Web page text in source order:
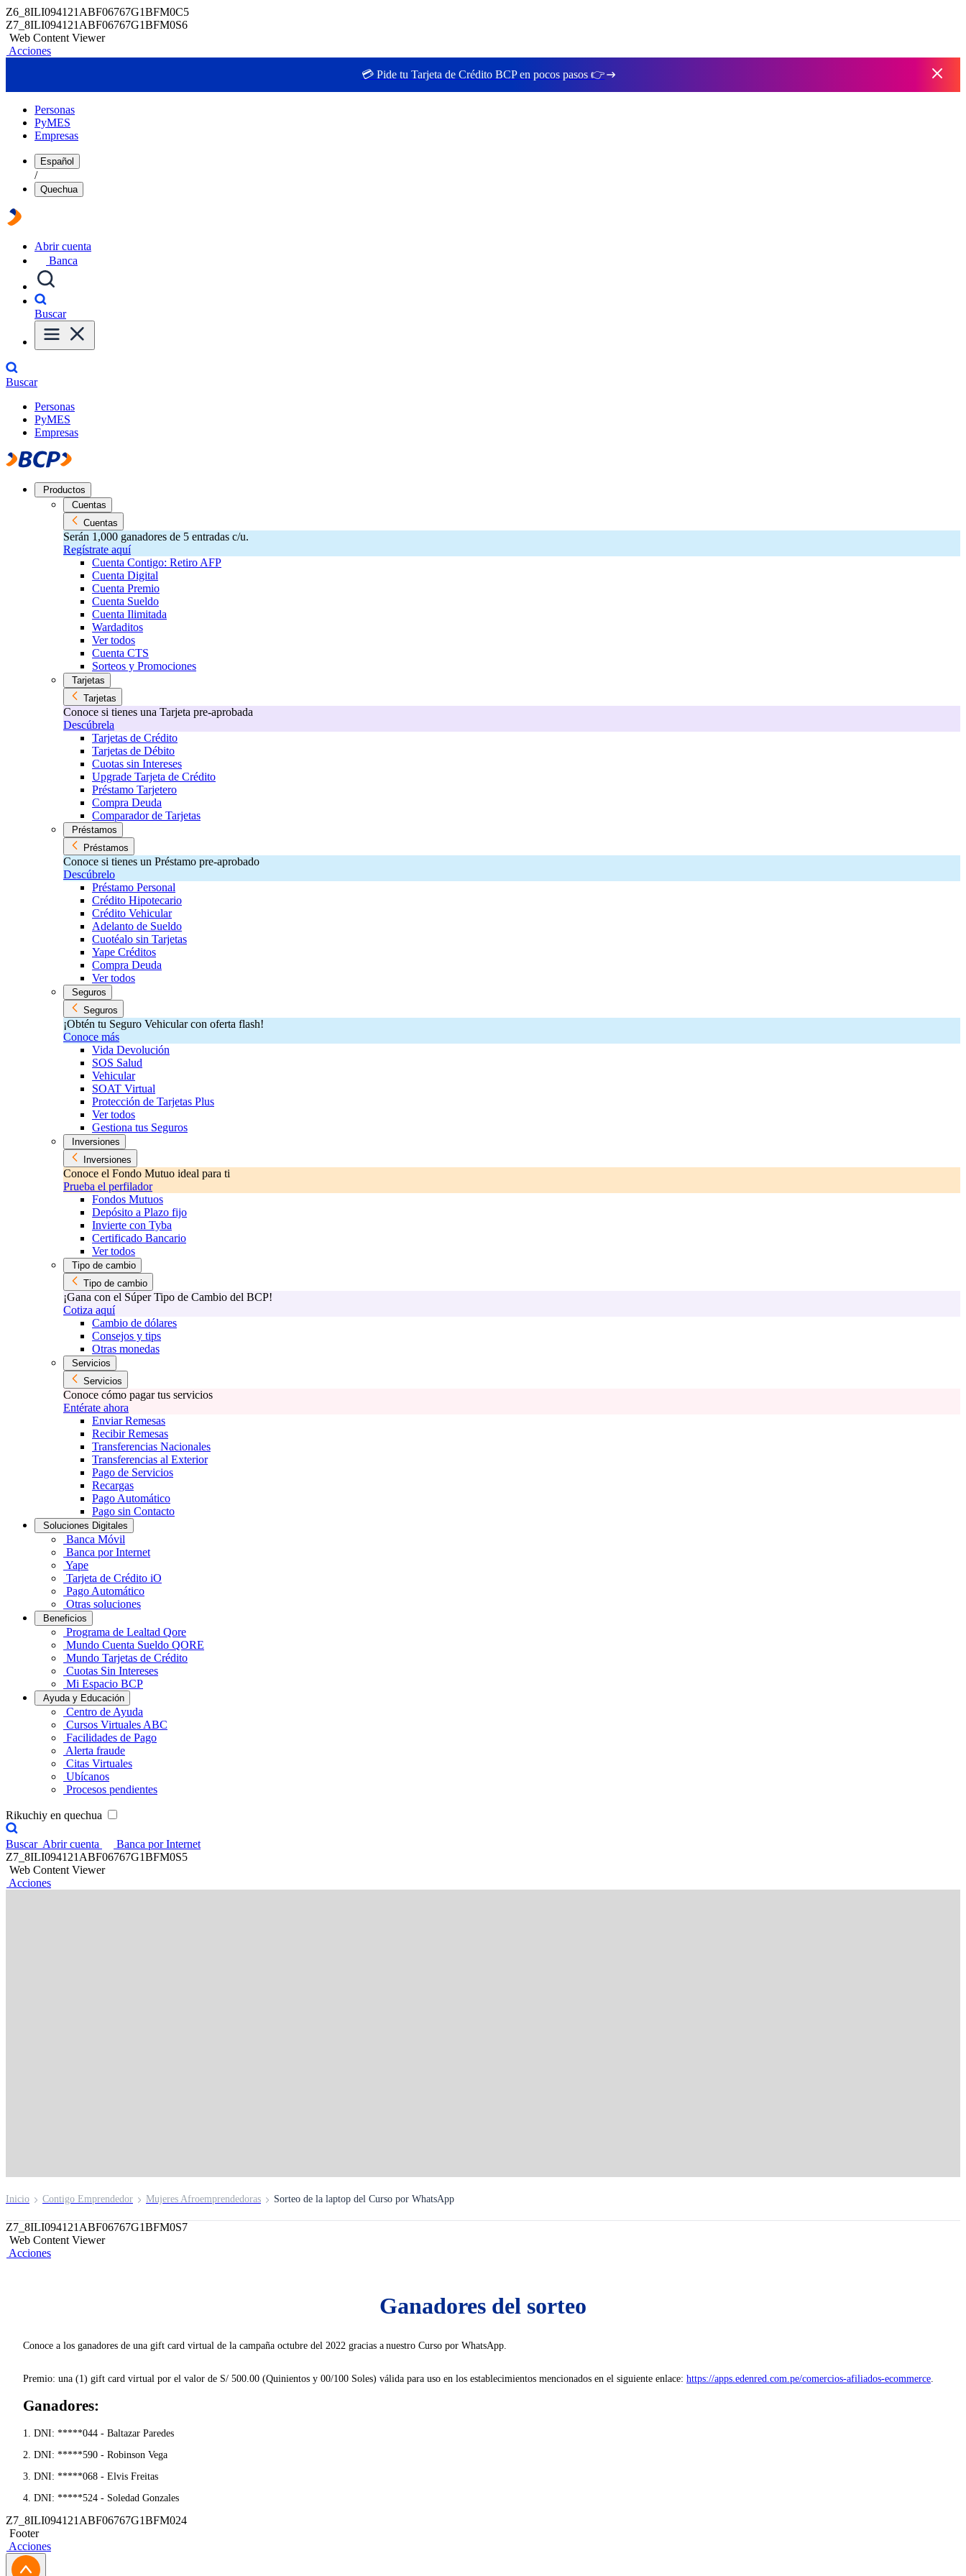
Z6_8ILI094121ABF06767G1BFM0C5
Z7_8ILI094121ABF06767G1BFM0S6
Web Content Viewer
Acciones
💳 Pide tu Tarjeta de Crédito BCP en pocos pasos 👉
Personas
PyMES
Empresas
Español
/
Quechua
Abrir cuenta
Banca
Buscar
Buscar
Personas
PyMES
Empresas
Productos
Cuentas
Cuentas
Serán 1,000 ganadores de 5 entradas c/u.
Regístrate aquí
Cuenta Contigo: Retiro AFP
Cuenta Digital
Cuenta Premio
Cuenta Sueldo
Cuenta Ilimitada
Wardaditos
Ver todos
Cuenta CTS
Sorteos y Promociones
Tarjetas
Tarjetas
Conoce si tienes una Tarjeta pre-aprobada
Descúbrela
Tarjetas de Crédito
Tarjetas de Débito
Cuotas sin Intereses
Upgrade Tarjeta de Crédito
Préstamo Tarjetero
Compra Deuda
Comparador de Tarjetas
Préstamos
Préstamos
Conoce si tienes un Préstamo pre-aprobado
Descúbrelo
Préstamo Personal
Crédito Hipotecario
Crédito Vehicular
Adelanto de Sueldo
Cuotéalo sin Tarjetas
Yape Créditos
Compra Deuda
Ver todos
Seguros
Seguros
¡Obtén tu Seguro Vehicular con oferta flash!
Conoce más
Vida Devolución
SOS Salud
Vehicular
SOAT Virtual
Protección de Tarjetas Plus
Ver todos
Gestiona tus Seguros
Inversiones
Inversiones
Conoce el Fondo Mutuo ideal para ti
Prueba el perfilador
Fondos Mutuos
Depósito a Plazo fijo
Invierte con Tyba
Certificado Bancario
Ver todos
Tipo de cambio
Tipo de cambio
¡Gana con el Súper Tipo de Cambio del BCP!
Cotiza aquí
Cambio de dólares
Consejos y tips
Otras monedas
Servicios
Servicios
Conoce cómo pagar tus servicios
Entérate ahora
Enviar Remesas
Recibir Remesas
Transferencias Nacionales
Transferencias al Exterior
Pago de Servicios
Recargas
Pago Automático
Pago sin Contacto
Soluciones Digitales
Banca Móvil
Banca por Internet
Yape
Tarjeta de Crédito iO
Pago Automático
Otras soluciones
Beneficios
Programa de Lealtad Qore
Mundo Cuenta Sueldo QORE
Mundo Tarjetas de Crédito
Cuotas Sin Intereses
Mi Espacio BCP
Ayuda y Educación
Centro de Ayuda
Cursos Virtuales ABC
Facilidades de Pago
Alerta fraude
Citas Virtuales
Ubícanos
Procesos pendientes
Rikuchiy en quechua
Buscar Abrir cuenta
Banca por Internet
Z7_8ILI094121ABF06767G1BFM0S5
Web Content Viewer
Acciones
Inicio Contigo Emprendedor Mujeres Afroemprendedoras Sorteo de la laptop del Curso por WhatsApp
Z7_8ILI094121ABF06767G1BFM0S7
Web Content Viewer
Acciones
Ganadores del sorteo
Conoce a los ganadores de una gift card virtual de la campaña octubre del 2022 gracias a nuestro Curso por WhatsApp.
Premio: una (1) gift card virtual por el valor de S/ 500.00 (Quinientos y 00/100 Soles) válida para uso en los establecimientos mencionados en el siguiente enlace: https://apps.edenred.com.pe/comercios-afiliados-ecommerce.
Ganadores:
1. DNI: *****044 - Baltazar Paredes
2. DNI: *****590 - Robinson Vega
3. DNI: *****068 - Elvis Freitas
4. DNI: *****524 - Soledad Gonzales
Z7_8ILI094121ABF06767G1BFM024
Footer
Acciones